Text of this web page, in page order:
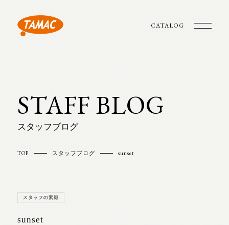
CATALOG
STAFF BLOG
スタッフブログ
TOP スタッフブログ sunset
スタッフの素顔
sunset